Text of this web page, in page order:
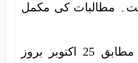
مطالبات کی مکمل
تفصیلات کے مطابق 25 اکتوبر بروز